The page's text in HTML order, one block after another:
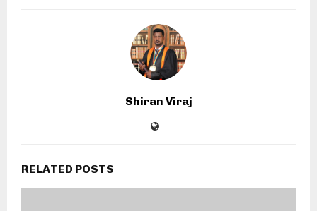
Shiran Viraj
RELATED POSTS